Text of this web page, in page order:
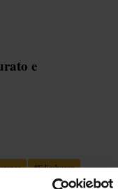
e
#Edimburgo